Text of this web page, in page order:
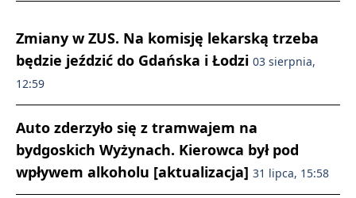
Zmiany w ZUS. Na komisję lekarską trzeba
będzie jeździć do Gdańska i Łodzi 03 sierpnia,
12:59
Auto zderzyło się z tramwajem na
bydgoskich Wyżynach. Kierowca był pod
wpływem alkoholu [aktualizacja] 31 lipca, 15:58